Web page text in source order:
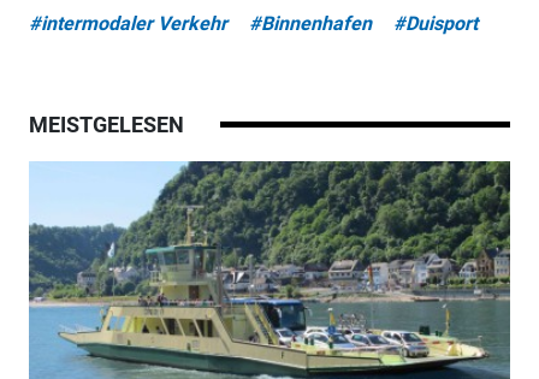
#intermodaler Verkehr #Binnenhafen #Duisport
MEISTGELESEN